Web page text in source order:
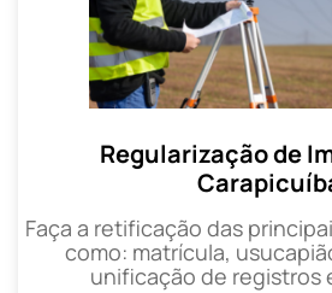
Regularização de
Faça a retificação das
como: matrícula,
unificação de registros